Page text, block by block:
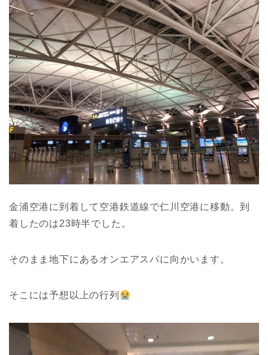
金浦空港に到着して空港鉄道線で仁川空港に移動。到
着したのは23時半でした。
そのまま地下にあるオンエアスパに向かいます。
そこには予想以上の行列